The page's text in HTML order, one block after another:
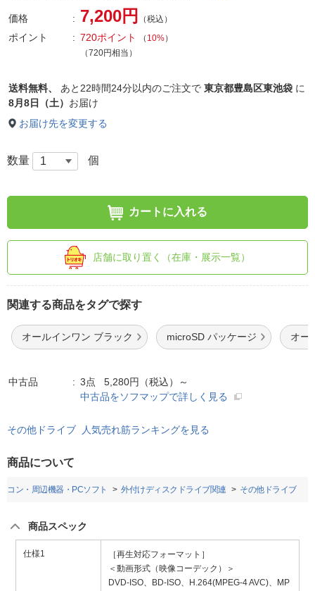
価格 7,200円 （税込）
ポイント 720ポイント （ 10%）
（720円相当）
送料無料、 あと 22時間24分以内のご注文で 東京都豊島区東池袋 に
8月8日（土） お届け
お届け先を変更する
数量 個
カートに入れる
店舗に取り置く（在庫・展示一覧）
関連する商品をタグで探す
オールインワン ブラック microSD パッケージ オー
中古品
3点 5,280円（税込）～
中古品をソフマップで詳しく見る
その他ドライブ 人気売れ筋ランキングを見る
商品について
コン・周辺機器・PCソフト 外付けディスクドライブ関連 その他ドライブ
商品スペック
仕様1
［再生対応フォーマット］
＜動画形式（映像コーデック）＞
DVD-ISO、BD-ISO、H.264(MPEG-4 AVC)、MP